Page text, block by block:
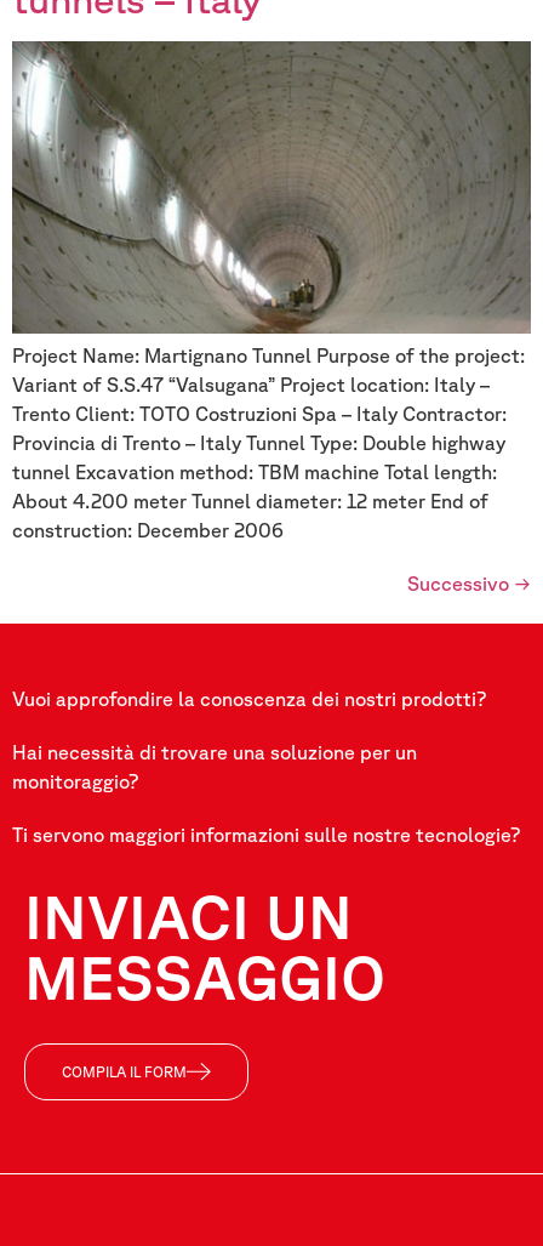
Project Name: Martignano Tunnel Purpose of the project:
Variant of S.S.47 “Valsugana” Project location: Italy –
Trento Client: TOTO Costruzioni Spa – Italy Contractor:
Provincia di Trento – Italy Tunnel Type: Double highway
tunnel Excavation method: TBM machine Total length:
About 4.200 meter Tunnel diameter: 12 meter End of
construction: December 2006
Successivo →
Vuoi approfondire la conoscenza dei nostri prodotti?
Hai necessità di trovare una soluzione per un
monitoraggio?
Ti servono maggiori informazioni sulle nostre tecnologie?
INVIACI UN
MESSAGGIO
COMPILA IL FORM